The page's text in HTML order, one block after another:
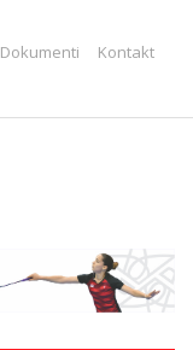
Dokumenti Kontakt